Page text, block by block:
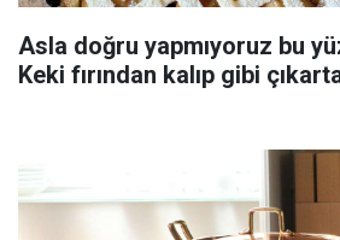
Asla doğru yapmıyoruz bu
Keki fırından kalıp gibi